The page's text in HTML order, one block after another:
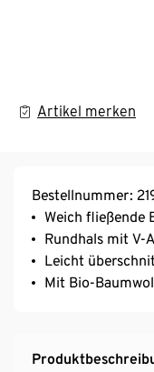
Artikel merken
Bestellnummer:
Weich fließende
Rundhals mit V-
Leicht
Mit Bio-